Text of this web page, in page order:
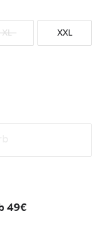
XL XXL
49€